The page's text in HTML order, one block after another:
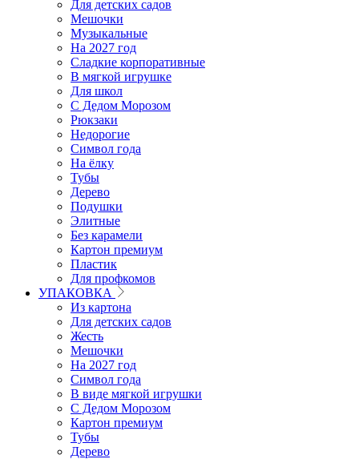
Для детских садов
Мешочки
Музыкальные
На 2027 год
Сладкие корпоративные
В мягкой игрушке
Для школ
С Дедом Морозом
Рюкзаки
Недорогие
Символ года
На ёлку
Тубы
Дерево
Подушки
Элитные
Без карамели
Картон премиум
Пластик
Для профкомов
УПАКОВКА
Из картона
Для детских садов
Жесть
Мешочки
На 2027 год
Символ года
В виде мягкой игрушки
С Дедом Морозом
Картон премиум
Тубы
Дерево